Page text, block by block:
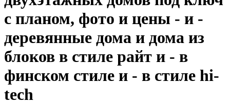
с планом, фото и цены - и -
деревянные дома и дома из
блоков в стиле райт и - в
финском стиле и - в стиле hi-
tech